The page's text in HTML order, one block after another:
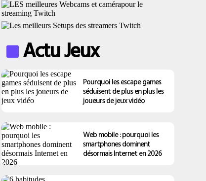
Actu Jeux
Pourquoi les escape games
séduisent de plus en plus les
joueurs de jeux vidéo
Web mobile : pourquoi les
smartphones dominent
désormais Internet en 2026